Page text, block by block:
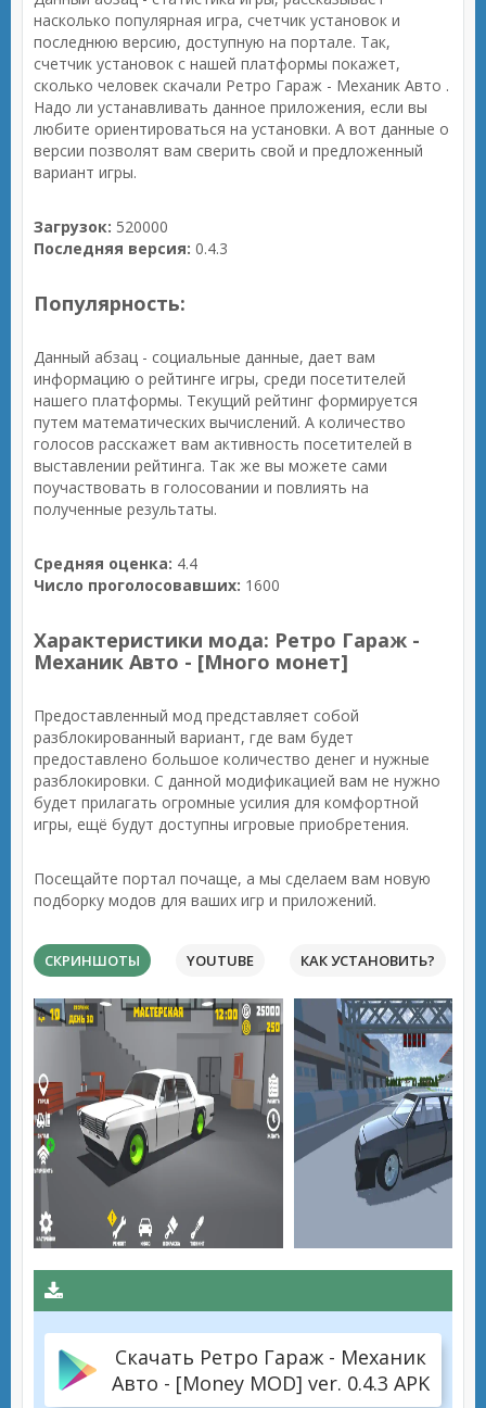
насколько популярная игра, счетчик установок и
последнюю версию, доступную на портале. Так,
счетчик установок с нашей платформы покажет,
сколько человек скачали Ретро Гараж - Механик Авто .
Надо ли устанавливать данное приложения, если вы
любите ориентироваться на установки. А вот данные о
версии позволят вам сверить свой и предложенный
вариант игры.
Загрузок: 520000
Последняя версия: 0.4.3
Популярность:
Данный абзац - социальные данные, дает вам
информацию о рейтинге игры, среди посетителей
нашего платформы. Текущий рейтинг формируется
путем математических вычислений. А количество
голосов расскажет вам активность посетителей в
выставлении рейтинга. Так же вы можете сами
поучаствовать в голосовании и повлиять на
полученные результаты.
Средняя оценка: 4.4
Число проголосовавших: 1600
Характеристики мода: Ретро Гараж -
Механик Авто - [Много монет]
Предоставленный мод представляет собой
разблокированный вариант, где вам будет
предоставлено большое количество денег и нужные
разблокировки. С данной модификацией вам не нужно
будет прилагать огромные усилия для комфортной
игры, ещё будут доступны игровые приобретения.
Посещайте портал почаще, а мы сделаем вам новую
подборку модов для ваших игр и приложений.
СКРИНШОТЫ YOUTUBE КАК УСТАНОВИТЬ?
Скачать Ретро Гараж - Механик
Авто - [Money MOD] ver. 0.4.3 APK